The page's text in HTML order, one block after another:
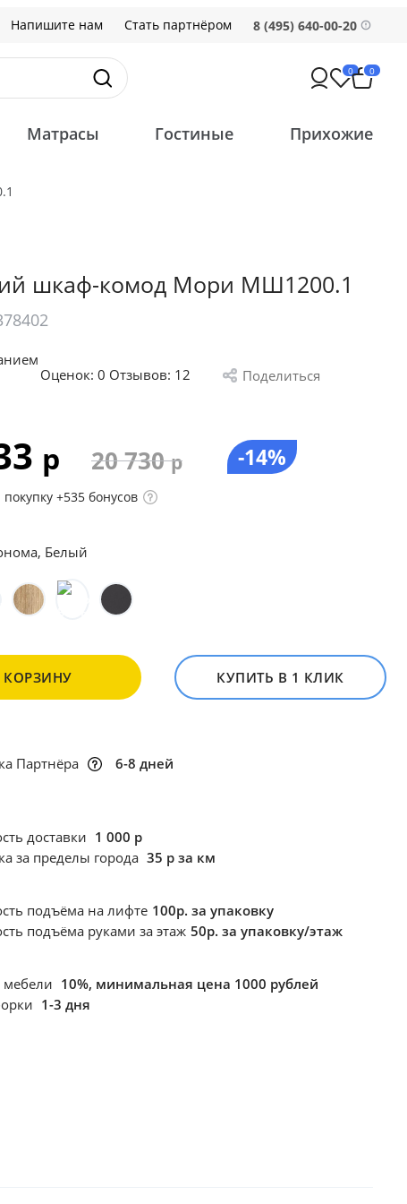
Напишите нам Стать партнёром 8 (495) 640-00-20
0 0
Матрасы Гостиные Прихожие
шкаф-комод Мори МШ1200.1
Оценок: 0 Отзывов: 12 Поделиться
р 20 730р -14%
+535 бонусов
Белый
КОРЗИНУ КУПИТЬ В 1 КЛИК
Партнёра 6-8 дней
доставки 1 000 р
за пределы города 35 р за км
подъёма на лифте 100р. за упаковку
подъёма руками за этаж 50р. за упаковку/этаж
мебели 10%, минимальная цена 1000 рублей
1-3 дня